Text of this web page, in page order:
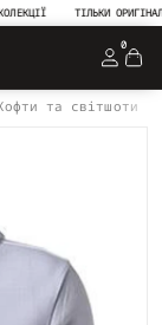
ТІЛЬКИ
0
та світшоти